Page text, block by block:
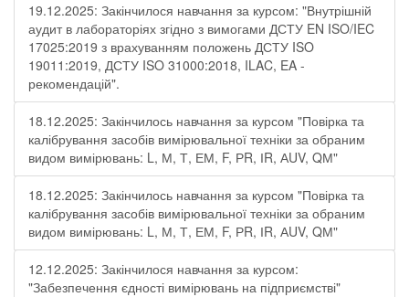
19.12.2025: Закінчилося навчання за курсом: "Внутрішній
аудит в лабораторіях згідно з вимогами ДСТУ EN ISO/IEC
17025:2019 з врахуванням положень ДСТУ ISO
19011:2019, ДСТУ ISO 31000:2018, ILAC, EA -
рекомендацій".
18.12.2025: Закінчилось навчання за курсом "Повірка та
калібрування засобів вимірювальної техніки за обраним
видом вимірювань: L, М, Т, ЕМ, F, РR, ІR, АUV, QМ"
18.12.2025: Закінчилось навчання за курсом "Повірка та
калібрування засобів вимірювальної техніки за обраним
видом вимірювань: L, М, Т, ЕМ, F, РR, ІR, АUV, QМ"
12.12.2025: Закінчилося навчання за курсом:
"Забезпечення єдності вимірювань на підприємстві"